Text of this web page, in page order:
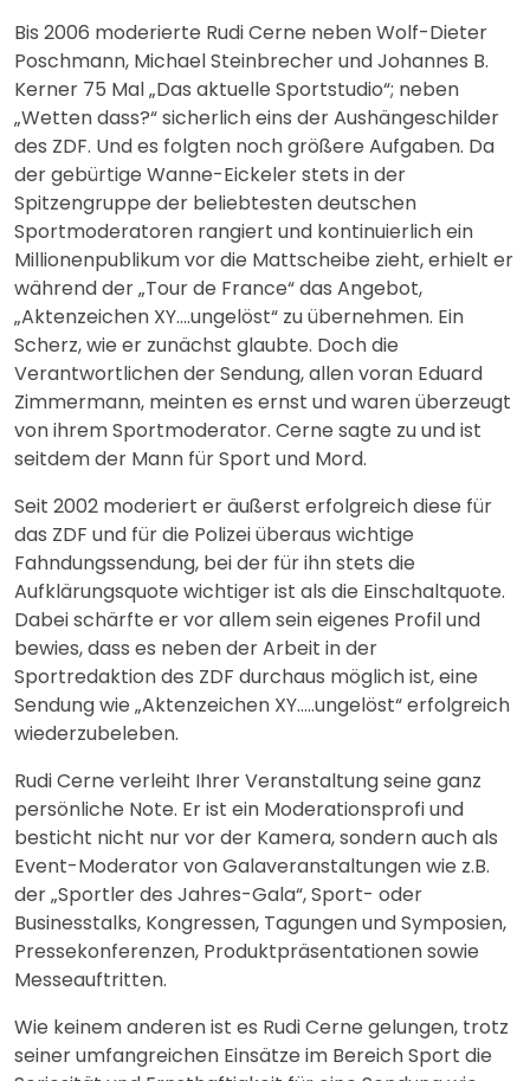
Bis 2006 moderierte Rudi Cerne neben Wolf-Dieter
Poschmann, Michael Steinbrecher und Johannes B.
Kerner 75 Mal „Das aktuelle Sportstudio“; neben
„Wetten dass?“ sicherlich eins der Aushängeschilder
des ZDF. Und es folgten noch größere Aufgaben. Da
der gebürtige Wanne-Eickeler stets in der
Spitzengruppe der beliebtesten deutschen
Sportmoderatoren rangiert und kontinuierlich ein
Millionenpublikum vor die Mattscheibe zieht, erhielt er
während der „Tour de France“ das Angebot,
„Aktenzeichen XY….ungelöst“ zu übernehmen. Ein
Scherz, wie er zunächst glaubte. Doch die
Verantwortlichen der Sendung, allen voran Eduard
Zimmermann, meinten es ernst und waren überzeugt
von ihrem Sportmoderator. Cerne sagte zu und ist
seitdem der Mann für Sport und Mord.
Seit 2002 moderiert er äußerst erfolgreich diese für
das ZDF und für die Polizei überaus wichtige
Fahndungssendung, bei der für ihn stets die
Aufklärungsquote wichtiger ist als die Einschaltquote.
Dabei schärfte er vor allem sein eigenes Profil und
bewies, dass es neben der Arbeit in der
Sportredaktion des ZDF durchaus möglich ist, eine
Sendung wie „Aktenzeichen XY…..ungelöst“ erfolgreich
wiederzubeleben.
Rudi Cerne verleiht Ihrer Veranstaltung seine ganz
persönliche Note. Er ist ein Moderationsprofi und
besticht nicht nur vor der Kamera, sondern auch als
Event-Moderator von Galaveranstaltungen wie z.B.
der „Sportler des Jahres-Gala“, Sport- oder
Businesstalks, Kongressen, Tagungen und Symposien,
Pressekonferenzen, Produktpräsentationen sowie
Messeauftritten.
Wie keinem anderen ist es Rudi Cerne gelungen, trotz
seiner umfangreichen Einsätze im Bereich Sport die